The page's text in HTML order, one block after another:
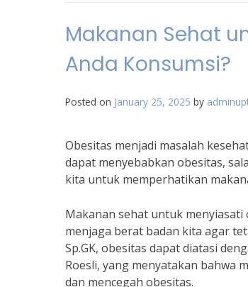
Makanan Sehat
Anda Konsumsi?
Posted on January 25, 2025 by
Obesitas menjadi masalah
dapat menyebabkan obesitas,
kita untuk memperhatikan
Makanan sehat untuk
menjaga berat badan kita agar
Sp.GK, obesitas dapat diatasi
Roesli, yang menyatakan bahwa
dan mencegah obesitas.